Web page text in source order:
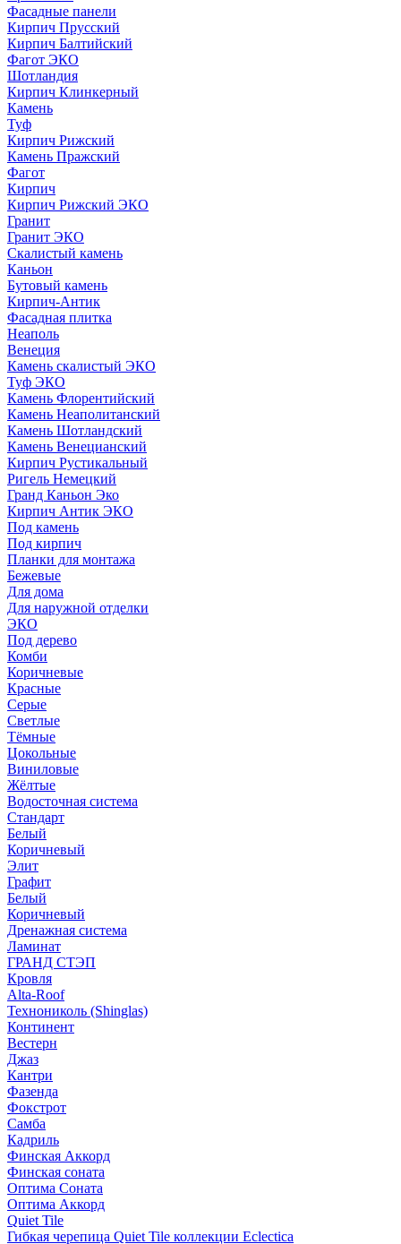
Фасадные панели
Кирпич Прусский
Кирпич Балтийский
Фагот ЭКО
Шотландия
Кирпич Клинкерный
Камень
Туф
Кирпич Рижский
Камень Пражский
Фагот
Кирпич
Кирпич Рижский ЭКО
Гранит
Гранит ЭКО
Скалистый камень
Каньон
Бутовый камень
Кирпич-Антик
Фасадная плитка
Неаполь
Венеция
Камень скалистый ЭКО
Туф ЭКО
Камень Флорентийский
Камень Неаполитанский
Камень Шотландский
Камень Венецианский
Кирпич Рустикальный
Ригель Немецкий
Гранд Каньон Эко
Кирпич Антик ЭКО
Под камень
Под кирпич
Планки для монтажа
Бежевые
Для дома
Для наружной отделки
ЭКO
Под дерево
Комби
Коричневые
Красные
Серые
Светлые
Тёмные
Цокольные
Виниловые
Жёлтые
Водосточная система
Стандарт
Белый
Коричневый
Элит
Графит
Белый
Коричневый
Дренажная система
Ламинат
ГРАНД СТЭП
Кровля
Alta-Roof
Технониколь (Shinglas)
Континент
Вестерн
Джаз
Кантри
Фазенда
Фокстрот
Самба
Кадриль
Финская Аккорд
Финская соната
Оптима Соната
Оптима Аккорд
Quiet Tile
Гибкая черепица Quiet Tile коллекции Eclectica